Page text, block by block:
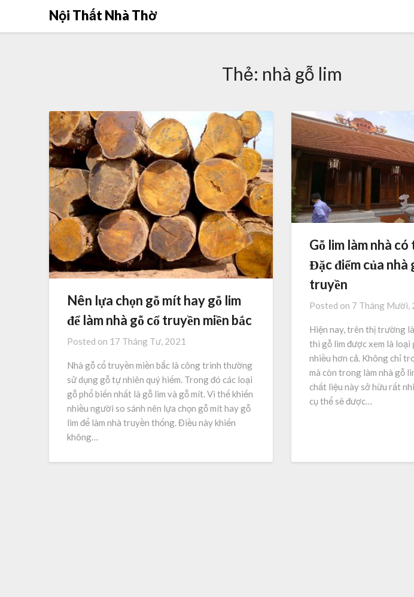
Nội Thất Nhà Thờ
Thẻ: nhà gỗ lim
Nên lựa chọn gỗ mít hay gỗ lim
để làm nhà gỗ cổ truyền miền bắc
Posted on 17 Tháng Tư, 2021
Nhà gỗ cổ truyền miền bắc là công trình thường
sử dụng gỗ tự nhiên quý hiếm. Trong đó các loại
gỗ phổ biến nhất là gỗ lim và gỗ mít. Vì thế khiến
nhiều người so sánh nên lựa chọn gỗ mít hay gỗ
lim để làm nhà truyền thống. Điều này khiến
không…
Gỗ lim làm nhà
Đặc điểm của nhà
truyền
Posted on 7 Tháng Mười,
Hiện nay, trên thị trường
thì gỗ lim được xem là loại
nhiều hơn cả. Không chỉ
mà còn trong làm nhà gỗ
chất liệu này sở hữu rất
cụ thể sẽ được…